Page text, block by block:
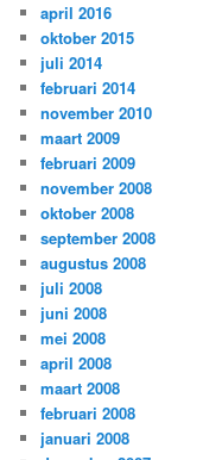
april 2016
oktober 2015
juli 2014
februari 2014
november 2010
maart 2009
februari 2009
november 2008
oktober 2008
september 2008
augustus 2008
juli 2008
juni 2008
mei 2008
april 2008
maart 2008
februari 2008
januari 2008